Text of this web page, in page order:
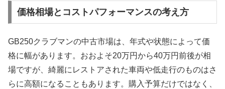
価格相場とコストパフォーマンスの考え方
GB250クラブマンの中古市場は、年式や状態によって価
格に幅があります。おおよそ20万円から40万円前後が相
場ですが、綺麗にレストアされた車両や低走行のものはさ
らに高額になることもあります。購入予算だけではなく、